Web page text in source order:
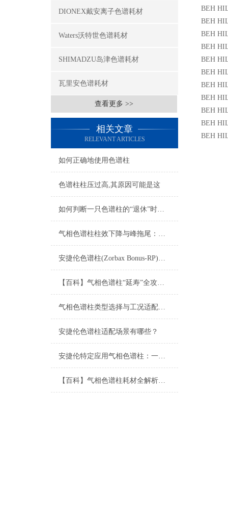
DIONEX戴安离子色谱耗材
Waters沃特世色谱耗材
SHIMADZU岛津色谱耗材
瓦里安色谱耗材
查看更多 >>
相关文章
RELEVANT ARTICLES
如何正确地使用色谱柱
色谱柱柱压过高,其原因可能是这
如何判断一只色谱柱的“退休”时间？
气相色谱柱柱效下降与峰拖尾：成因分析与再生修复
安捷伦色谱柱(Zorbax Bonus-RP)：难分离碱性化合物的峰形利器
【百科】气相色谱柱“延寿”全攻略：从正确安装、老化到日常维护的每一步
气相色谱柱类型选择与工况适配指南
安捷伦色谱柱适配场景有哪些？
安捷伦特定应用气相色谱柱：一站式解决复杂分析难题
【百科】气相色谱柱耗材全解析：从固定相到柱材质的选择指南
BEH
BEH
BEH
BEH
BEH
BEH
BEH
BEH
BEH
BEH
BEH